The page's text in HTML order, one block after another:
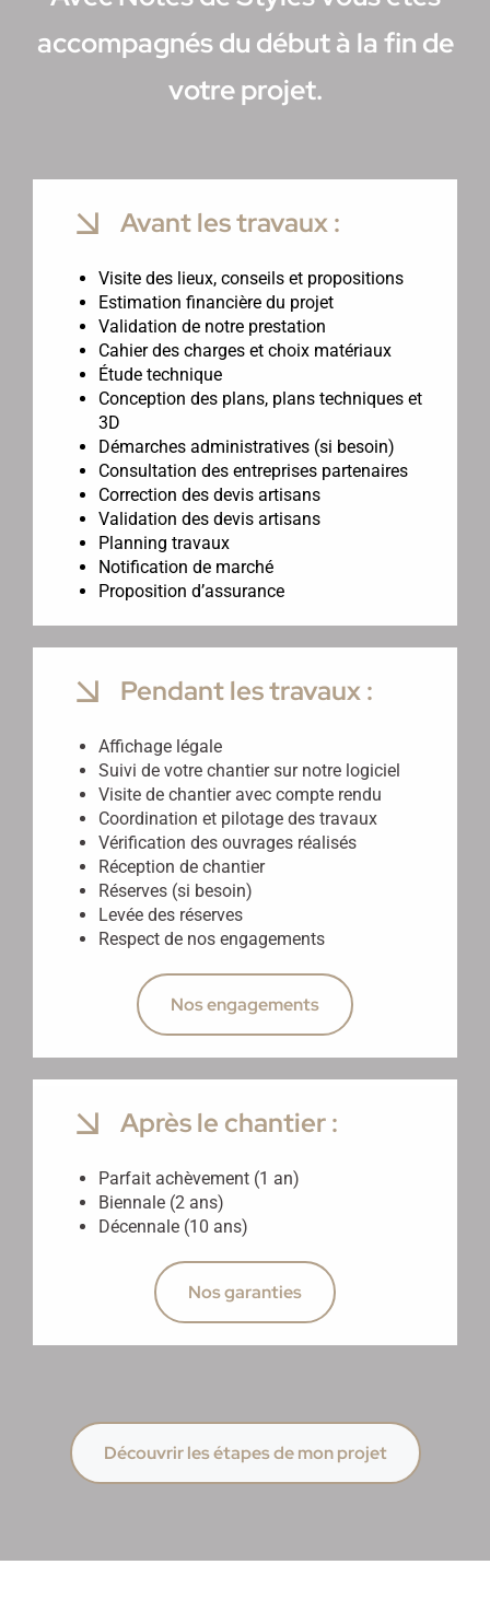
accompagnés du début à la fin de
votre projet.
Avant les travaux :
Visite des lieux, conseils et propositions
Estimation financière du projet
Validation de notre prestation
Cahier des charges et choix matériaux
Étude technique
Conception des plans, plans techniques et
3D
Démarches administratives (si besoin)
Consultation des entreprises partenaires
Correction des devis artisans
Validation des devis artisans
Planning travaux
Notification de marché
Proposition d’assurance
Pendant les travaux :
Affichage légale
Suivi de votre chantier sur notre logiciel
Visite de chantier avec compte rendu
Coordination et pilotage des travaux
Vérification des ouvrages réalisés
Réception de chantier
Réserves (si besoin)
Levée des réserves
Respect de nos engagements
Nos engagements
Après le chantier :
Parfait achèvement (1 an)
Biennale (2 ans)
Décennale (10 ans)
Nos garanties
Découvrir les étapes de mon projet